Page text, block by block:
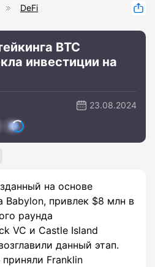
DeFi
BTC
инвестиции на
23.08.2024
на основе
Babylon, привлек $8 млн в
раунда
VC и Castle Island
данный этап.
Franklin